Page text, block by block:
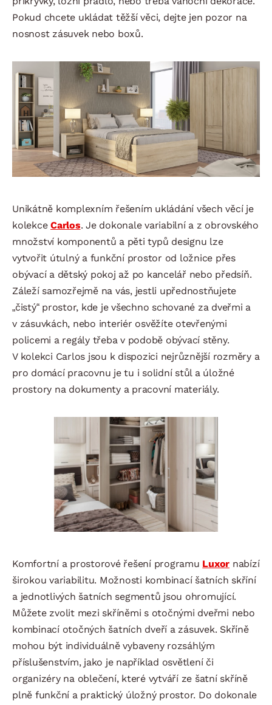
Pokud chcete ukládat těžší věci, dejte jen pozor na
nosnost zásuvek nebo boxů.
Unikátně komplexním řešením ukládání všech věcí je
kolekce Carlos. Je dokonale variabilní a z obrovského
množství komponentů a pěti typů designu lze
vytvořit útulný a funkční prostor od ložnice přes
obývací a dětský pokoj až po kancelář nebo předsíň.
Záleží samozřejmě na vás, jestli upřednostňujete
„čistý“ prostor, kde je všechno schované za dveřmi a
v zásuvkách, nebo interiér osvěžíte otevřenými
policemi a regály třeba v podobě obývací stěny.
V kolekci Carlos jsou k dispozici nejrůznější rozměry a
pro domácí pracovnu je tu i solidní stůl a úložné
prostory na dokumenty a pracovní materiály.
Komfortní a prostorové řešení programu Luxor nabízí
širokou variabilitu. Možnosti kombinací šatních skříní
a jednotlivých šatních segmentů jsou ohromující.
Můžete zvolit mezi skříněmi s otočnými dveřmi nebo
kombinací otočných šatních dveří a zásuvek. Skříně
mohou být individuálně vybaveny rozsáhlým
příslušenstvím, jako je například osvětlení či
organizéry na oblečení, které vytváří ze šatní skříně
plně funkční a praktický úložný prostor. Do dokonale